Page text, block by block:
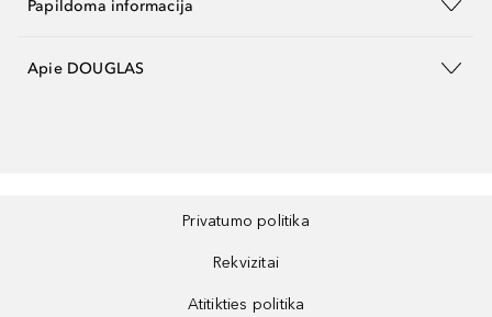
Papildoma informacija
Apie DOUGLAS
Privatumo politika
Rekvizitai
Atitikties politika